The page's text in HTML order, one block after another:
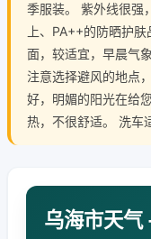
季服装。 紫外线很强
上、PA++的防晒护
面，较适宜，早晨气
注意选择避风的地点
好，明媚的阳光在给
热，不很舒适。 洗车
乌海市天气